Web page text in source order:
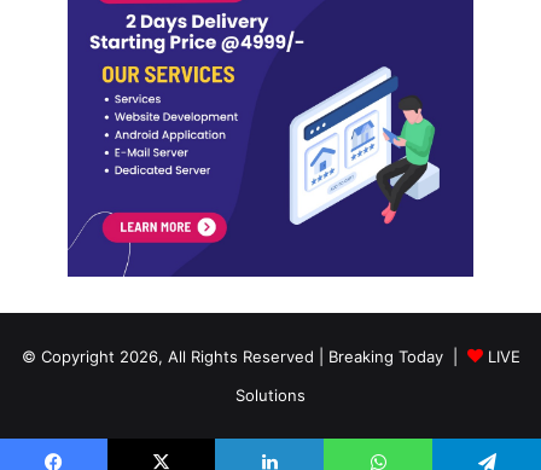
© Copyright 2026, All Rights Reserved | Breaking Today |
LIVE
Solutions